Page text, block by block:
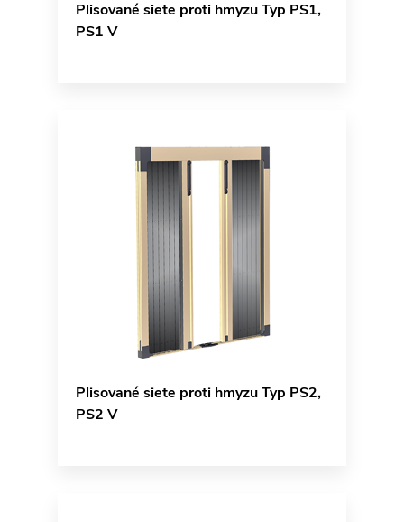
Plisované siete proti hmyzu Typ PS1,
PS1 V
Plisované siete proti hmyzu Typ PS2,
PS2 V